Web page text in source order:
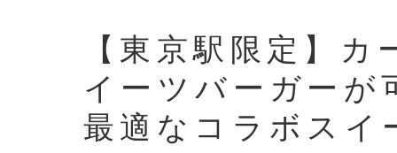
【東京駅限定】
イーツバーガー
最適なコラボスイ